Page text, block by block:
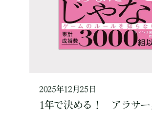
2025年12月25日
1年で決める！ アラサー